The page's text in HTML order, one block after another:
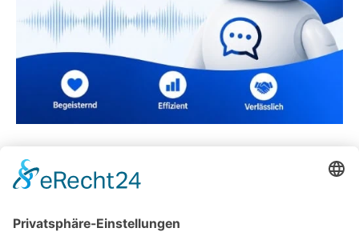
Chefsache ist